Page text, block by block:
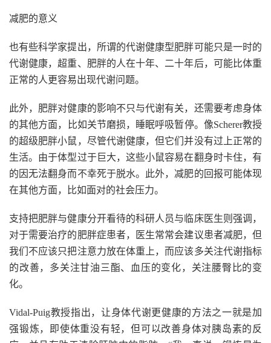
减肥的意义
也有些科学家提出，所谓的代谢健康型肥胖可能只是一时的
代谢健康，超重、肥胖的人在十年、二十年后，可能比体重
正常的人更容易出现代谢问题。
此外，肥胖对健康的影响不只与代谢有关，还需要考虑身体
的其他方面，比如关节磨损，睡眠呼吸暂停。像Scherer教授
的超级肥胖小鼠，尽管代谢健康，但它们并没有过上正常的
生活。由于体型过于巨大，这些小鼠容易在翻身时卡住，有
的因无法翻身而不幸死于脱水。此外，减肥的回报可能体现
在其他方面，比如面对的社会压力。
支持把肥胖与健康分开看待的科研人员与临床医生则强调，
对于需要治疗的肥胖症患者，医生常常会建议患者减肥，但
我们不应该只把注意力放在体重上，而应该多关注代谢指标
的改善，多关注甘油三酯、血压的变化，关注腰臀比的变
化。
Vidal-Puig教授指出，让身体代谢更健康的方法之一就是加
强锻炼，即使体重没有轻，但可以改善身体对胰岛素的反